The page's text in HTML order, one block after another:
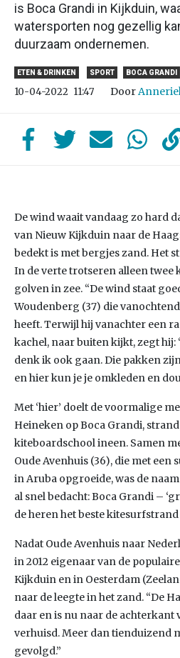
is Boca Grandi in Kijkduin,
watersporten nog gezellig
duurzaam ondernemen.
ETEN & DRINKEN SPORT BOCA GRANDI
10-04-2022 11:47 Door
De wind waait vandaag zo hard
van Nieuw Kijkduin naar de
bedekt is met bergjes zand. Het
In de verte trotseren alleen twee
golven in zee. “De wind staat
Woudenberg (37) die
heeft. Terwijl hij vanachter een
kachel, naar buiten kijkt, zegt hij:
denk ik ook gaan. Die pakken
en hier kun je je omkleden en
Met ‘hier’ doelt de voormalige
Heineken op Boca Grandi,
kiteboardschool ineen. Samen
Oude Avenhuis (36), die met
in Aruba opgroeide, was de
al snel bedacht: Boca Grandi –
de heren het beste
Nadat Oude Avenhuis naar
in 2012 eigenaar van de
Kijkduin en in Oesterdam
naar de leegte in het zand. “De
daar en is nu naar de achterkant
verhuisd. Meer dan tienduizend
gevolgd.”